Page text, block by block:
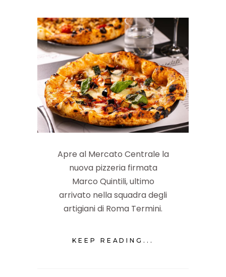
Apre al Mercato Centrale la
nuova pizzeria firmata
Marco Quintili, ultimo
arrivato nella squadra degli
artigiani di Roma Termini.
KEEP READING...